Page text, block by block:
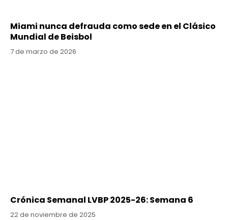
Miami nunca defrauda como sede en el Clásico
Mundial de Beisbol
7 de marzo de 2026
Crónica Semanal LVBP 2025-26: Semana 6
22 de noviembre de 2025